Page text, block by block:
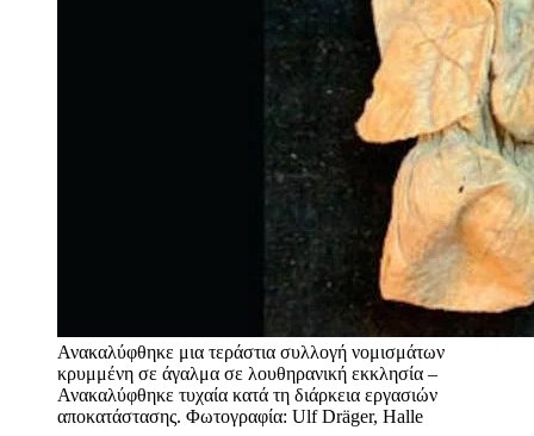
Ανακαλύφθηκε μια τεράστια συλλογή νομισμάτων
κρυμμένη σε άγαλμα σε λουθηρανική εκκλησία –
Ανακαλύφθηκε τυχαία κατά τη διάρκεια εργασιών
αποκατάστασης. Φωτογραφία: Ulf Dräger, Halle